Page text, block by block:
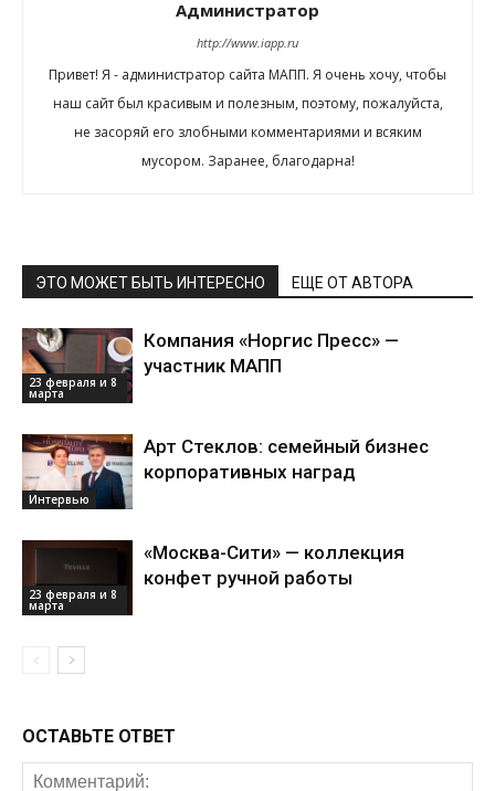
Администратор
http://www.iapp.ru
Привет! Я - администратор сайта МАПП. Я очень хочу, чтобы
наш сайт был красивым и полезным, поэтому, пожалуйста,
не засоряй его злобными комментариями и всяким
мусором. Заранее, благодарна!
ЭТО МОЖЕТ БЫТЬ ИНТЕРЕСНО ЕЩЕ ОТ АВТОРА
23 февраля и 8
марта
Компания «Норгис Пресс» —
участник МАПП
Интервью
Арт Стеклов: семейный бизнес
корпоративных наград
23 февраля и 8
марта
«Москва-Сити» — коллекция
конфет ручной работы
ОСТАВЬТЕ ОТВЕТ